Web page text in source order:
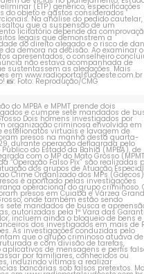
do MPBA e MPMT prende dois
investigados e...
1 0